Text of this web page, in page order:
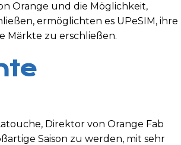
Orange und die Möglichkeit,
ermöglichten es UPeSIM, ihre
Märkte zu erschließen.
Direktor von Orange Fab
Saison zu werden, mit sehr